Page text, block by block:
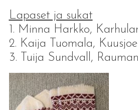
Lapaset ja sukat
1. Minna Harkko,
2. Kaija Tuomala,
3. Tuija Sundvall,